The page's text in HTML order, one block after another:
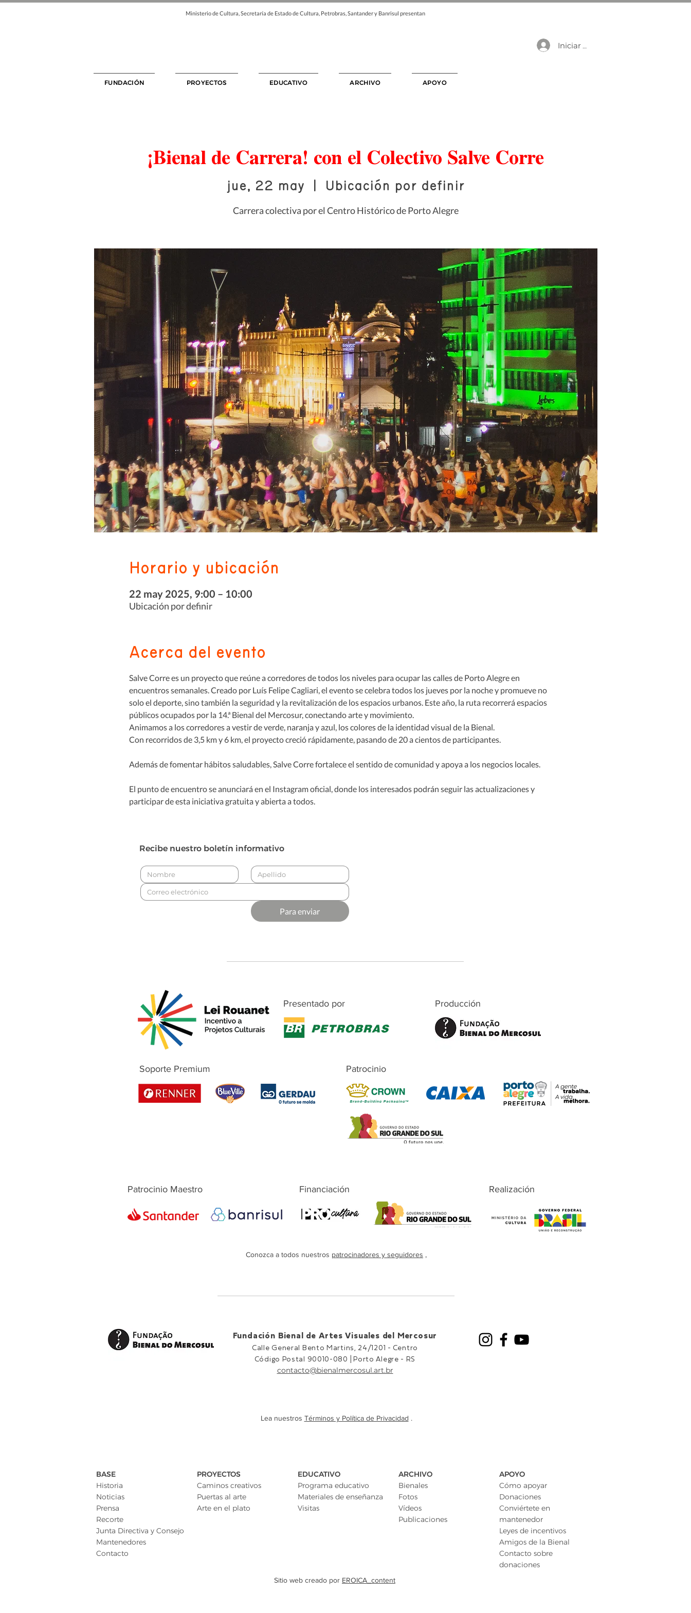
Ministerio de Cultura, Secretaría de Estado de Cultura, Petrobras, Santander y Banrisul presentan
Iniciar sesión
FUNDACIÓN PROYECTOS EDUCATIVO ARCHIVO APOYO
¡Bienal de Carrera! con el Colectivo Salve Corre
jue, 22 may Ubicación por definir
Carrera colectiva por el Centro Histórico de Porto Alegre
Horario y ubicación
22 may 2025, 9:00 – 10:00
Ubicación por definir
Acerca del evento
Salve Corre es un proyecto que reúne a corredores de todos los niveles para ocupar las calles de Porto Alegre en
encuentros semanales. Creado por Luís Felipe Cagliari, el evento se celebra todos los jueves por la noche y promueve no
solo el deporte, sino también la seguridad y la revitalización de los espacios urbanos. Este año, la ruta recorrerá espacios
públicos ocupados por la 14.ª Bienal del Mercosur, conectando arte y movimiento.
Animamos a los corredores a vestir de verde, naranja y azul, los colores de la identidad visual de la Bienal.
Con recorridos de 3,5 km y 6 km, el proyecto creció rápidamente, pasando de 20 a cientos de participantes.
Además de fomentar hábitos saludables, Salve Corre fortalece el sentido de comunidad y apoya a los negocios locales.
El punto de encuentro se anunciará en el Instagram oficial, donde los interesados podrán seguir las actualizaciones y
participar de esta iniciativa gratuita y abierta a todos.
Recibe nuestro boletín informativo
Para enviar
Presentado por Producción
Soporte Premium Patrocinio
Patrocinio Maestro Financiación Realización
Conozca a todos nuestros patrocinadores y seguidores ,
Fundación Bienal de Artes Visuales del Mercosur
Calle General Bento Martins, 24/1201 - Centro
Código Postal 90010-080 |
Porto Alegre - RS
contacto@bienalmercosul.art.br
Lea nuestros Términos y Política de Privacidad .
Sitio web creado por EROICA_content
BASE
Historia
Noticias
Prensa
Recorte
Junta Directiva y Consejo
Mantenedores
Contacto
PROYECTOS
Caminos creativos
Puertas al arte
Arte en el plato
EDUCATIVO
Programa educativo
Materiales de enseñanza
Visitas
ARCHIVO
Bienales
Fotos
Vídeos
Publicaciones
APOYO
Cómo apoyar
Donaciones
Conviértete en
mantenedor
Leyes de incentivos
Amigos de la Bienal
Contacto sobre
donaciones